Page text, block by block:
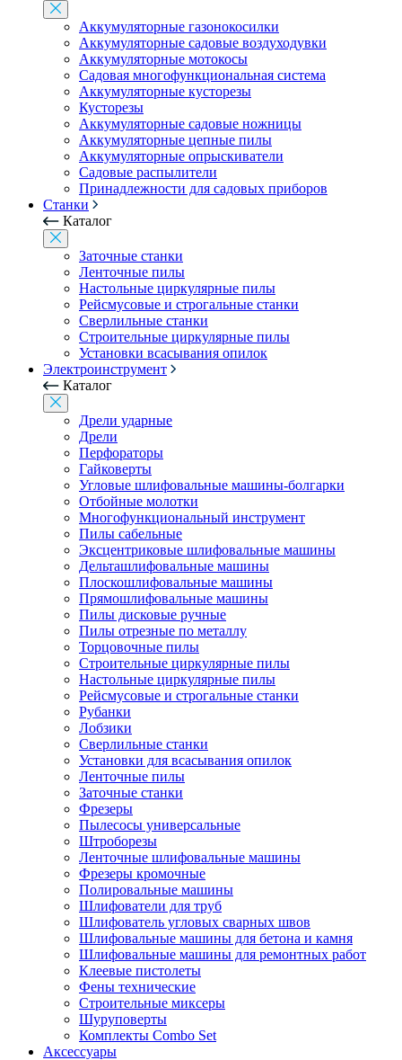
Аккумуляторные газонокосилки
Аккумуляторные садовые воздуходувки
Аккумуляторные мотокосы
Садовая многофункциональная система
Аккумуляторные кусторезы
Кусторезы
Аккумуляторные садовые ножницы
Аккумуляторные цепные пилы
Аккумуляторные опрыскиватели
Садовые распылители
Принадлежности для садовых приборов
Станки
Каталог
Заточные станки
Ленточные пилы
Настольные циркулярные пилы
Рейсмусовые и строгальные станки
Сверлильные станки
Строительные циркулярные пилы
Установки всасывания опилок
Электроинструмент
Каталог
Дрели ударные
Дрели
Перфораторы
Гайковерты
Угловые шлифовальные машины-болгарки
Отбойные молотки
Многофункциональный инструмент
Пилы сабельные
Эксцентриковые шлифовальные машины
Дельташлифовальные машины
Плоскошлифовальные машины
Прямошлифовальные машины
Пилы дисковые ручные
Пилы отрезные по металлу
Торцовочные пилы
Строительные циркулярные пилы
Настольные циркулярные пилы
Рейсмусовые и строгальные станки
Рубанки
Лобзики
Сверлильные станки
Установки для всасывания опилок
Ленточные пилы
Заточные станки
Фрезеры
Пылесосы универсальные
Штроборезы
Ленточные шлифовальные машины
Фрезеры кромочные
Полировальные машины
Шлифователи для труб
Шлифователь угловых сварных швов
Шлифовальные машины для бетона и камня
Шлифовальные машины для ремонтных работ
Клеевые пистолеты
Фены технические
Строительные миксеры
Шуруповерты
Комплекты Combo Set
Аксессуары